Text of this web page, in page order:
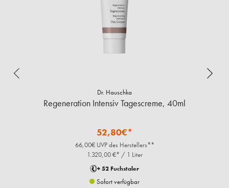
Dr. Hauschka
Regeneration Intensiv Tagescreme, 40ml
52,80€*
66,00€ UVP des Herstellers**
1.320,00 €* / 1 Liter
+ 52 Fuchstaler
Sofort verfügbar